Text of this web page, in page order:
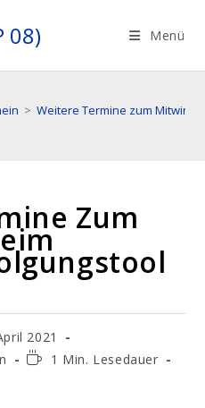
08) Menü
> Weitere Termine zum
Zum
2021
Lesedauer:
1 Min. Lesedauer